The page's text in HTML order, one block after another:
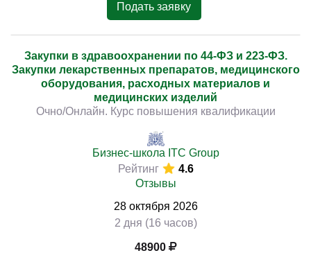
Подать заявку
Закупки в здравоохранении по 44-ФЗ и 223-ФЗ.
Закупки лекарственных препаратов, медицинского
оборудования, расходных материалов и
медицинских изделий
Очно/Онлайн. Курс повышения квалификации
Бизнес-школа ITC Group
Рейтинг
4.6
Отзывы
28 октября 2026
2 дня (16 часов)
48900